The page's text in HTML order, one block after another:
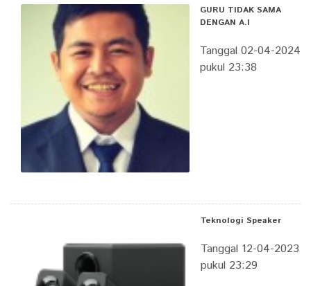
GURU TIDAK SAMA
DENGAN A.I
Tanggal 02-04-2024
pukul 23:38
Teknologi Speaker
Tanggal 12-04-2023
pukul 23:29